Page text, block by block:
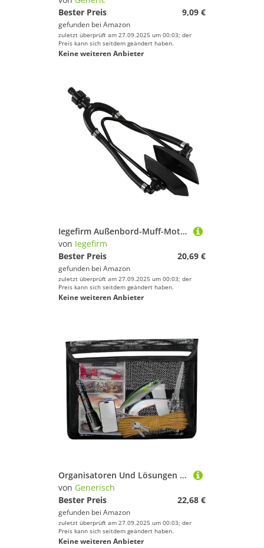
Bester Preis
9,09 €
gefunden bei Amazon
zuletzt überprüft am 27.09.2025 um 00:03; der
Preis kann sich seitdem geändert haben.
Keine weiteren Anbieter
Iegefirm Außenbord-Muff-Motorspüler Außenbordmotor-Spüler Bootsreinigungsmotor Marine-Werkzeug Wasserset Ears Flow Bootsmotor Dual Ohren Flushing
von Iegefirm
Bester Preis
20,69 €
gefunden bei Amazon
zuletzt überprüft am 27.09.2025 um 00:03; der
Preis kann sich seitdem geändert haben.
Keine weiteren Anbieter
Organisatoren Und Lösungen Für Boote, Hängende Netztasche Mit Reflektierender Oberfläche | Strapazierfähiges Boot-Organizer-Netz für Handschuhe Taschenlampe Werkzeuge Schlüssel Ausrüstung
von Generisch
Bester Preis
22,68 €
gefunden bei Amazon
zuletzt überprüft am 27.09.2025 um 00:03; der
Preis kann sich seitdem geändert haben.
Keine weiteren Anbieter